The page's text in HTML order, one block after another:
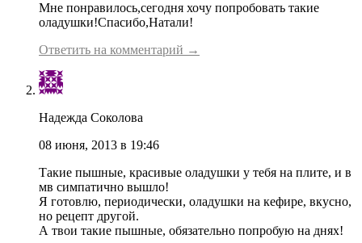
Мне понравилось,сегодня хочу попробовать такие
оладушки!Спасибо,Натали!
Ответить на комментарий →
Надежда Соколова
08 июня, 2013 в 19:46
Такие пышные, красивые оладушки у тебя на плите, и в
мв симпатично вышло!
Я готовлю, периодически, оладушки на кефире, вкусно,
но рецепт другой.
А твои такие пышные, обязательно попробую на днях!